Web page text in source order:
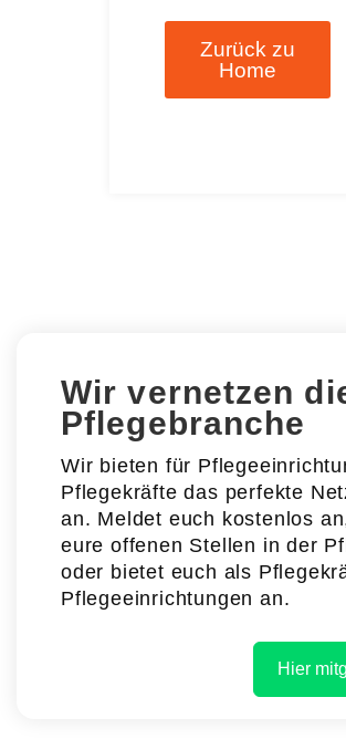
Zurück zu
Home
Wir vernetzen
Pflegebranche
Wir bieten für
Pflegekräfte das perfekte
an. Meldet euch kostenlos
eure offenen Stellen in der
oder bietet euch als
Pflegeeinrichtungen an.
Hier